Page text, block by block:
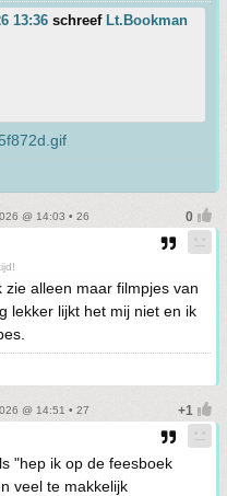
13:36 schreef Lt.Bookman
@ 14:03 • 26
alleen maar filmpjes van
lekker lijkt het mij niet en ik
@ 14:51 • 27
"hep ik op de feesboek
veel te makkelijk